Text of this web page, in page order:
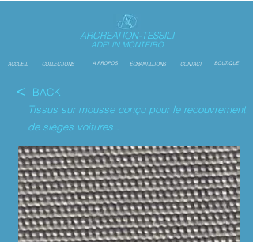
ARCREATION-TESSILI
ADELIN MONTEIRO
ACCUEIL COLLECTIONS A PROPOS ÉCHANTILLIONS CONTACT BOUTIQUE
<
BACK
Tissus sur mousse conçu pour le recouvrement
de sièges voitures .